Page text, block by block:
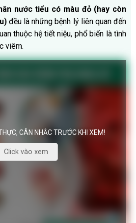
nước tiểu có màu đỏ (hay còn
đều là những bệnh lý liên quan đến
thuộc hệ tiết niệu, phổ biến là tình
viêm.
CÂN NHẮC TRƯỚC KHI XEM!
Click vào xem